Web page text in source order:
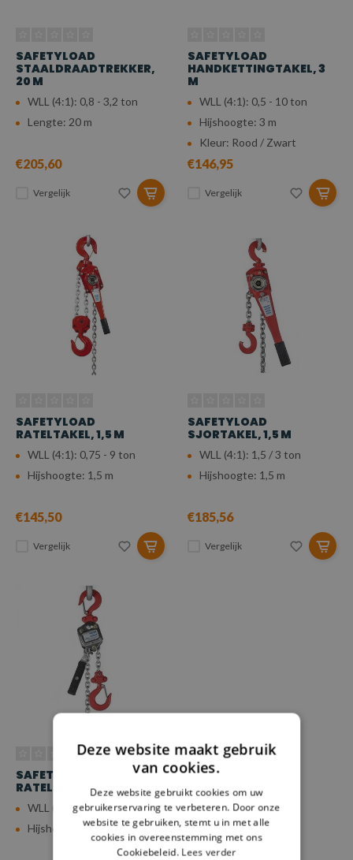
SAFETYLOAD
STAALDRAADTREKKER,
20 M
WLL (4:1): 0,8 - 3,2 ton
Lengte: 20 m
€205,60
Vergelijk
SAFETYLOAD
HANDKETTINGTAKEL, 3
M
WLL (4:1): 0,5 - 10 ton
Hijshoogte: 3 m
Kleur: Rood / Zwart
€146,95
Vergelijk
SAFETYLOAD
RATELTAKEL, 1,5 M
WLL (4:1): 0,75 - 9 ton
Hijshoogte: 1,5 m
€145,50
Vergelijk
SAFETYLOAD
SJORTAKEL, 1,5 M
WLL (4:1): 1,5 / 3 ton
Hijshoogte: 1,5 m
€185,56
Vergelijk
SAFETYLOAD
RATELTAKEL, 1 M
WLL (4:1): 0,25 ton
Hijshoogte: 1 m
Deze website maakt gebruik
van cookies.
Deze website gebruikt cookies om uw
gebruikerservaring te verbeteren. Door onze
website te gebruiken, stemt u in met alle
cookies in overeenstemming met ons
Cookiebeleid. Lees verder